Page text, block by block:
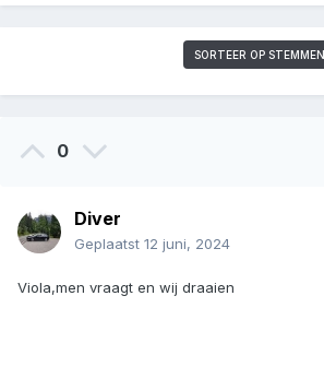
SORTEER OP STEMMEN
0
Diver
Geplaatst 12 juni, 2024
Viola,men vraagt en wij draaien